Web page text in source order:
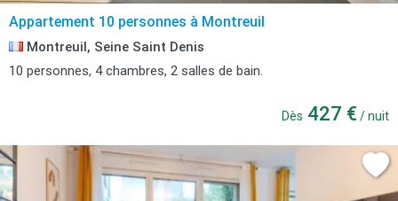
Appartement 10 personnes à Montreuil
Montreuil, Seine Saint Denis
10 personnes, 4 chambres, 2 salles de bain.
Dès 427 € / nuit